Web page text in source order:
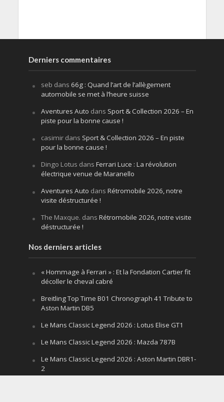
Derniers commentaires
seb dans 66g : Quand l’art de l’allègement
automobile se met à l’heure suisse
Aventures Auto dans Sport & Collection 2026 – En
piste pour la bonne cause !
casimirdans Sport & Collection 2026 – En piste
pour la bonne cause !
Dingo Lotus dans Ferrari Luce : La révolution
électrique venue de Maranello
Aventures Auto dans Rétromobile 2026, notre
visite déstructurée !
The Maxque. dans Rétromobile 2026, notre visite
déstructurée !
Nos derniers articles
« Hommage à Ferrari » : Et la Fondation Cartier fit
décoller le cheval cabré
Breitling Top Time B01 Chronograph 41 Tribute to
Aston Martin DB5
Le Mans Classic Legend 2026 : Lotus Elise GT1
Le Mans Classic Legend 2026 : Mazda 787B
Le Mans Classic Legend 2026 : Aston Martin DBR1-
2